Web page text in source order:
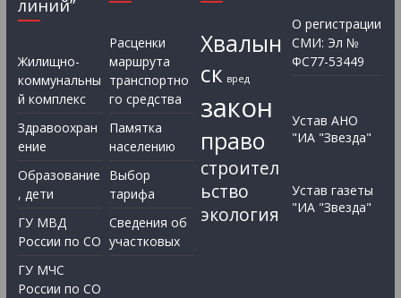
линий”
Жилищно-
коммунальны
й комплекс
Здравоохран
ение
Образование
, дети
ГУ МВД
России по СО
ГУ МЧС
России по СО
Расценки
маршрута
транспортно
го средства
Памятка
населению
Выбор
тарифа
Сведения об
участковых
Хвалын
ск вред
закон
право
строител
ьство
экология
О регистрации
СМИ: Эл №
ФС77-53449
Устав АНО
"ИА "Звезда"
Устав газеты
"ИА "Звезда"